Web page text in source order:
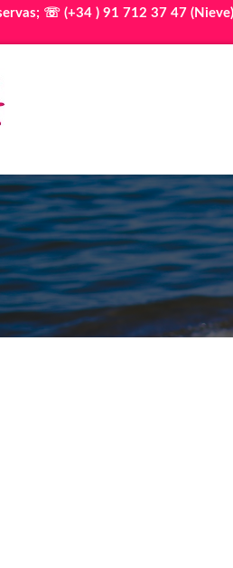
☏ (+34 ) 91 712 37 47